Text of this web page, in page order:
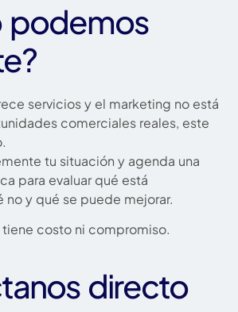
podemos
servicios y el marketing no está
comerciales reales, este
tu situación y agenda una
para evaluar qué está
no y qué se puede mejorar.
tiene costo ni compromiso.
directo